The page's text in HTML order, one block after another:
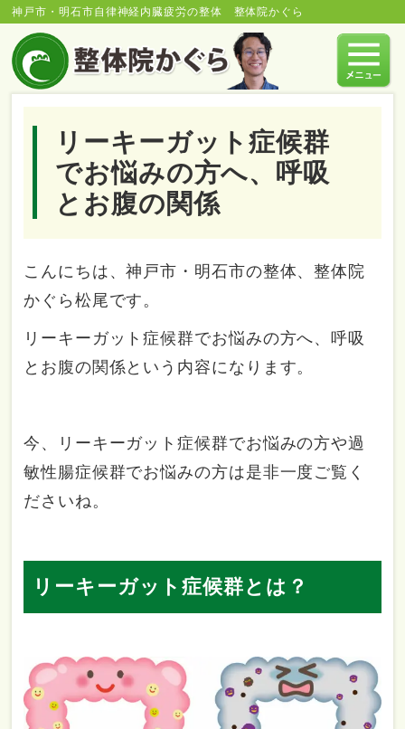
神戸市・明石市自律神経内臓疲労の整体 整体院かぐら
リーキーガット症候群
でお悩みの方へ、呼吸
とお腹の関係
こんにちは、神戸市・明石市の整体、整体院
かぐら松尾です。
リーキーガット症候群でお悩みの方へ、呼吸
とお腹の関係という内容になります。
今、リーキーガット症候群でお悩みの方や過
敏性腸症候群でお悩みの方は是非一度ご覧く
ださいね。
リーキーガット症候群とは？